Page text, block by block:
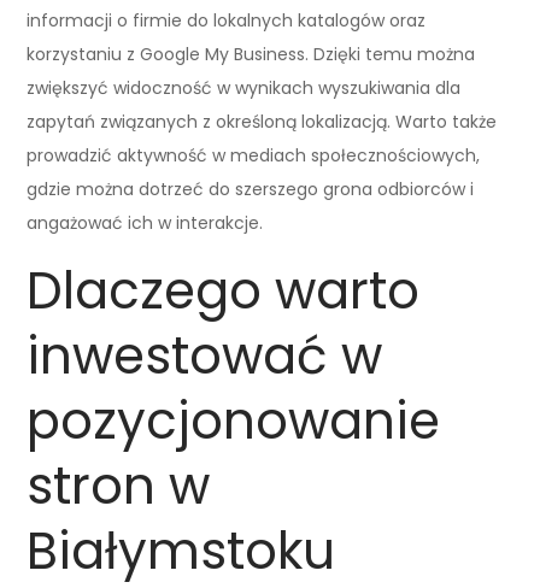
informacji o firmie do lokalnych katalogów oraz
korzystaniu z Google My Business. Dzięki temu można
zwiększyć widoczność w wynikach wyszukiwania dla
zapytań związanych z określoną lokalizacją. Warto także
prowadzić aktywność w mediach społecznościowych,
gdzie można dotrzeć do szerszego grona odbiorców i
angażować ich w interakcje.
Dlaczego warto
inwestować w
pozycjonowanie
stron w
Białymstoku